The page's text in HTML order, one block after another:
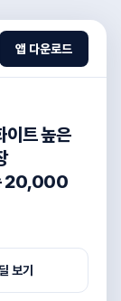
앱 다운로드
트 높은
20,000
보기